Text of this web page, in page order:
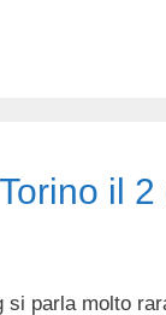
il 2
parla molto